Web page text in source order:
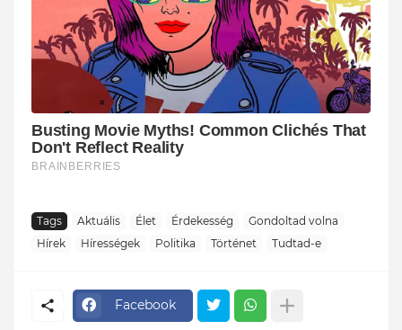
Tags Aktuális Élet Érdekesség
Gondoltad volna
Hírek
Hírességek Politika Történet Tudtad-e
Facebook